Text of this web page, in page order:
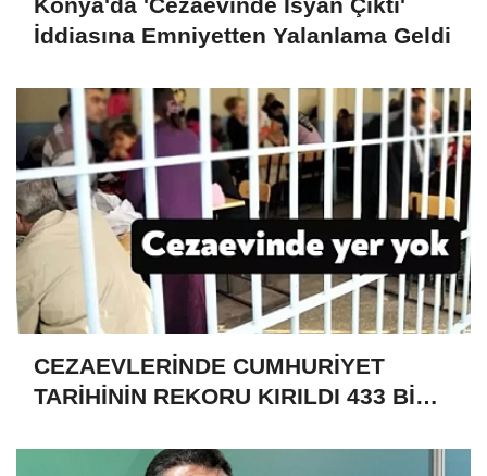
Konya'da 'Cezaevinde İsyan Çıktı'
İddiasına Emniyetten Yalanlama Geldi
CEZAEVLERİNDE CUMHURİYET
TARİHİNİN REKORU KIRILDI 433 BİN